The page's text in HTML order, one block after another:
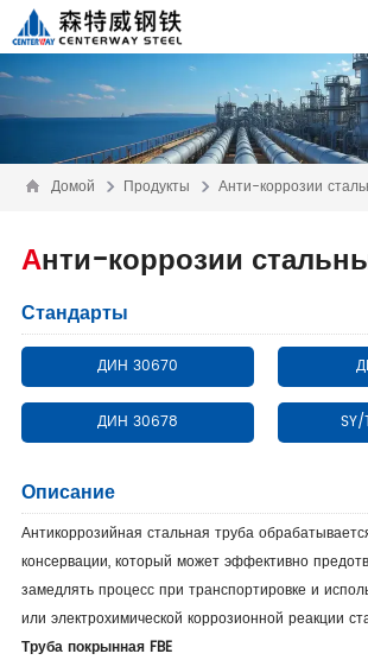
Домой Продукты Анти-коррозии
Анти-коррозии
Стандарты
ДИН 30670
ДИН 30678
Описание
Антикоррозийная стальная труба
консервации, который может эффективно
замедлять процесс при транспортировке и
или электрохимической коррозионной реакции
Труба покрынная FBE